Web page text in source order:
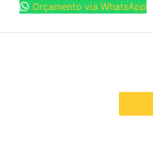
Orçamento via WhatsApp